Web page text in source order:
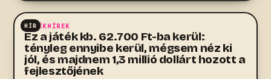
HÍR
JÁTÉKHÍREK
Ez a játék kb. 62.700 Ft-ba kerül:
tényleg ennyibe kerül, mégsem néz ki
jól, és majdnem 1,3 millió dollárt hozott a
fejlesztőjének